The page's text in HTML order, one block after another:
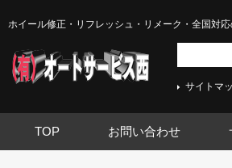
ホイール修正・リフレッシュ・リメーク・全国対
サイトマ
TOP お問い合わせ